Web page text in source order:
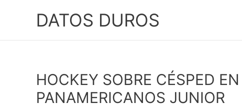
DATOS DUROS
HOCKEY SOBRE CÉSPED
PANAMERICANOS JUNIOR